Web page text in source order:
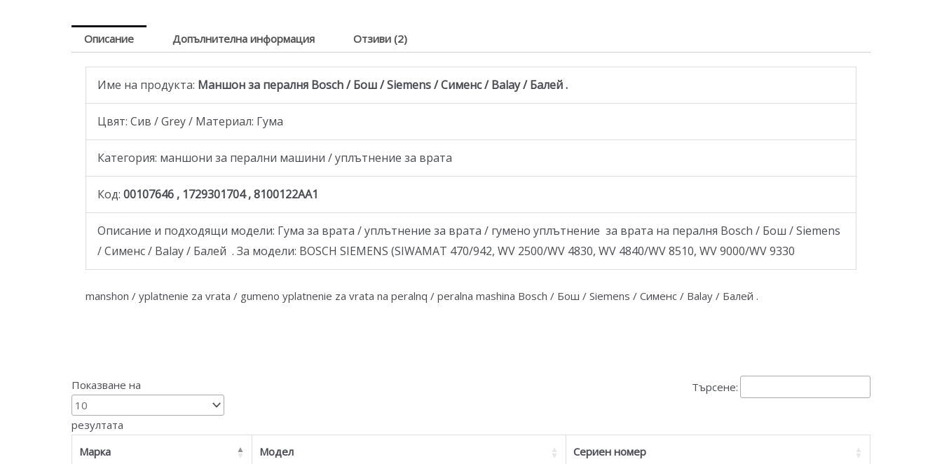
Описание Допълнителна информация Отзиви (2)
Име на продукта: Маншон за пералня Bosch / Бош / Siemens / Сименс / Balay / Балей .
Цвят: Сив / Grey / Материал: Гума
Категория: маншони за перални машини / уплътнение за врата
Код: 00107646 , 1729301704 , 8100122AA1
Описание и подходящи модели: Гума за врата / уплътнение за врата / гумено уплътнение за врата на пералня Bosch / Бош / Siemens
/ Сименс / Balay / Балей . За модели: BOSCH SIEMENS (SIWAMAT 470/942, WV 2500/WV 4830, WV 4840/WV 8510, WV 9000/WV 9330
manshon / yplatnenie za vrata / gumeno yplatnenie za vrata na peralnq / peralna mashina Bosch / Бош / Siemens / Сименс / Balay / Балей .
Показване на
резултата
Търсене:
Марка Модел Сериен номер